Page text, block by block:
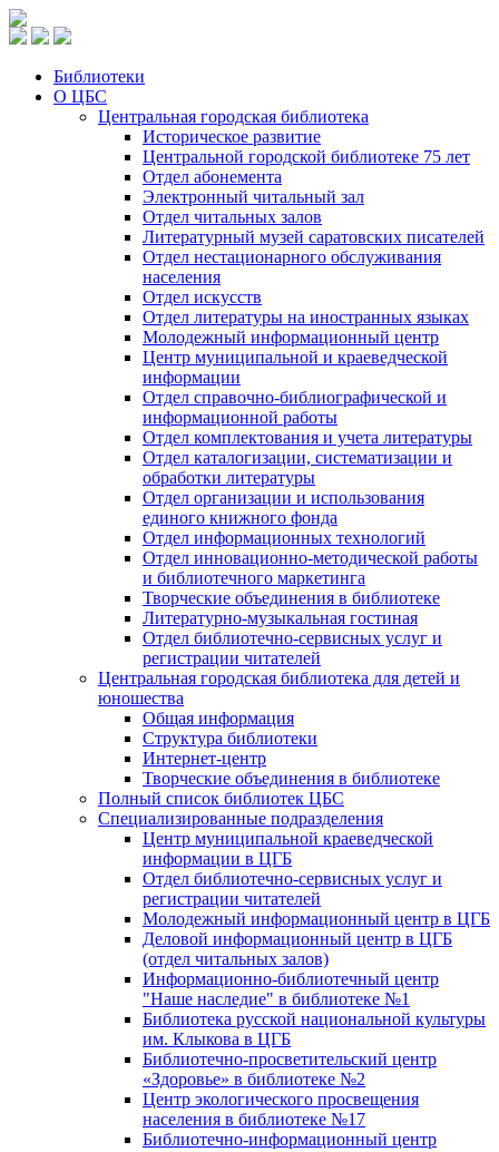
Библиотеки
О ЦБС
Центральная городская библиотека
Историческое развитие
Центральной городской библиотеке 75 лет
Отдел абонемента
Электронный читальный зал
Отдел читальных залов
Литературный музей саратовских писателей
Отдел нестационарного обслуживания
населения
Отдел искусств
Отдел литературы на иностранных языках
Молодежный информационный центр
Центр муниципальной и краеведческой
информации
Отдел справочно-библиографической и
информационной работы
Отдел комплектования и учета литературы
Отдел каталогизации, систематизации и
обработки литературы
Отдел организации и использования
единого книжного фонда
Отдел информационных технологий
Отдел инновационно-методической работы
и библиотечного маркетинга
Творческие объединения в библиотеке
Литературно-музыкальная гостиная
Отдел библиотечно-сервисных услуг и
регистрации читателей
Центральная городская библиотека для детей и
юношества
Общая информация
Структура библиотеки
Интернет-центр
Творческие объединения в библиотеке
Полный список библиотек ЦБС
Специализированные подразделения
Центр муниципальной краеведческой
информации в ЦГБ
Отдел библиотечно-сервисных услуг и
регистрации читателей
Молодежный информационный центр в ЦГБ
Деловой информационный центр в ЦГБ
(отдел читальных залов)
Информационно-библиотечный центр
"Наше наследие" в библиотеке №1
Библиотека русской национальной культуры
им. Клыкова в ЦГБ
Библиотечно-просветительский центр
«Здоровье» в библиотеке №2
Центр экологического просвещения
населения в библиотеке №17
Библиотечно-информационный центр